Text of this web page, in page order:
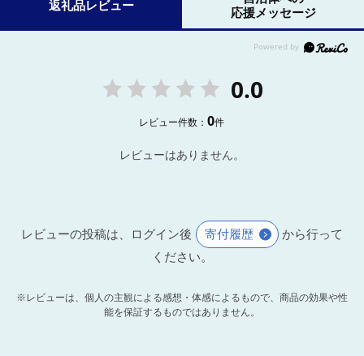
返礼品レビュー
応援メッセージ
0.0
レビュー件数：0件
レビューはありません。
レビューの投稿は、ログイン後 寄付履歴
から行って
ください。
※レビューは、個人の主観による感想・体感によるもので、商品の効果や性
能を保証するものではありません。